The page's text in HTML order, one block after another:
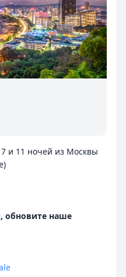
и 11 ночей из Москвы
обновите наше